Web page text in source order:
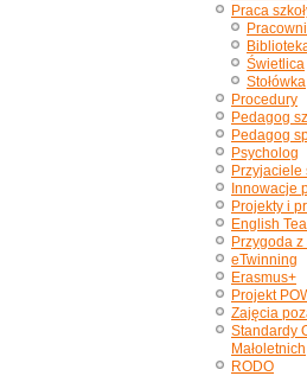
Praca
Świetlica
Stołówka
Procedury
Pedagog
Pedagog
Psycholog
Przyjaciele
Innowacje
Projekty i
English
Przygoda
eTwinning
Erasmus+
Projekt
Zajęcia
Standardy
Małoletnich
RODO